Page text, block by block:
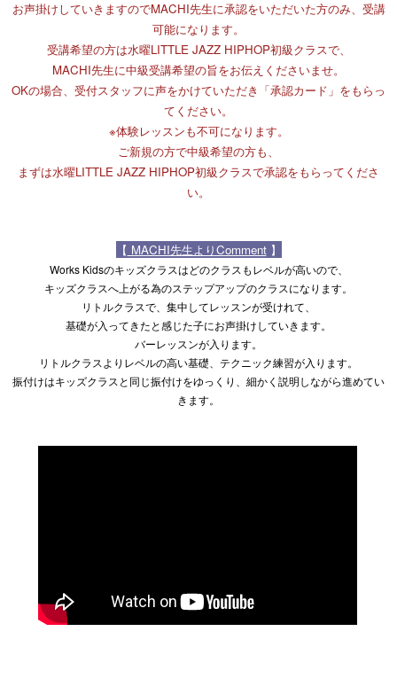
お声掛けしていきますのでMACHI先生に承認をいただいた方のみ、受講
可能になります。
受講希望の方は水曜LITTLE JAZZ HIPHOP初級クラスで、
MACHI先生に中級受講希望の旨をお伝えくださいませ。
OKの場合、受付スタッフに声をかけていただき「承認カード」をもらっ
てください。
※体験レッスンも不可になります。
ご新規の方で中級希望の方も、
まずは水曜LITTLE JAZZ HIPHOP初級クラスで承認をもらってくださ
い。
【 MACHI先生よりComment】
Works Kidsのキッズクラスはどのクラスもレベルが高いので、
キッズクラスへ上がる為のステップアップのクラスになります。
リトルクラスで、集中してレッスンが受けれて、
基礎が入ってきたと感じた子にお声掛けしていきます。
バーレッスンが入ります。
リトルクラスよりレベルの高い基礎、テクニック練習が入ります。
振付けはキッズクラスと同じ振付けをゆっくり、細かく説明しながら進めてい
きます。